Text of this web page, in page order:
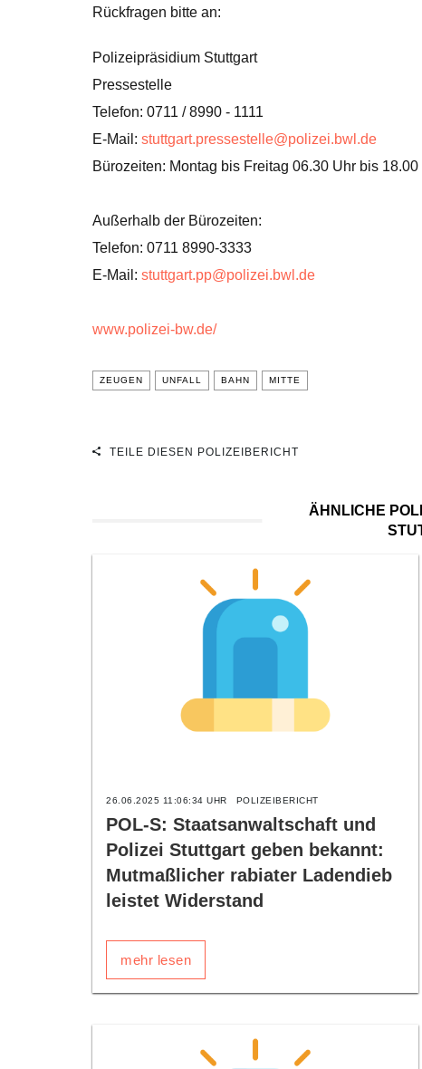
Rückfragen bitte an:
Polizeipräsidium Stuttgart
Pressestelle
Telefon: 0711 / 8990 - 1111
E-Mail: stuttgart.pressestelle@polizei.bwl.de
Bürozeiten: Montag bis Freitag 06.30 Uhr bis 18.00
Außerhalb der Bürozeiten:
Telefon: 0711 8990-3333
E-Mail: stuttgart.pp@polizei.bwl.de
www.polizei-bw.de/
ZEUGEN UNFALL BAHN MITTE
TEILE DIESEN POLIZEIBERICHT
ÄHNLICHE
26.06.2025 11:06:34 UHR POLIZEIBERICHT
POL-S: Staatsanwaltschaft und
Polizei Stuttgart geben bekannt:
Mutmaßlicher rabiater Ladendieb
leistet Widerstand
mehr lesen